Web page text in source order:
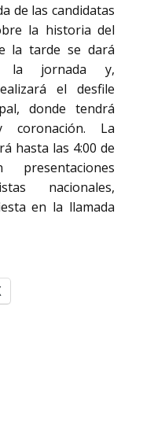
de las candidatas
la historia del
la tarde se dará
la jornada y,
el desfile
donde tendrá
La
hasta las 4:00 de
nacionales,
en la llamada